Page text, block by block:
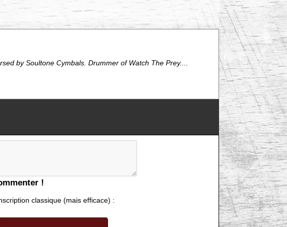
by Soultone Cymbals. Drummer of Watch The Prey....
!
classique (mais efficace) :